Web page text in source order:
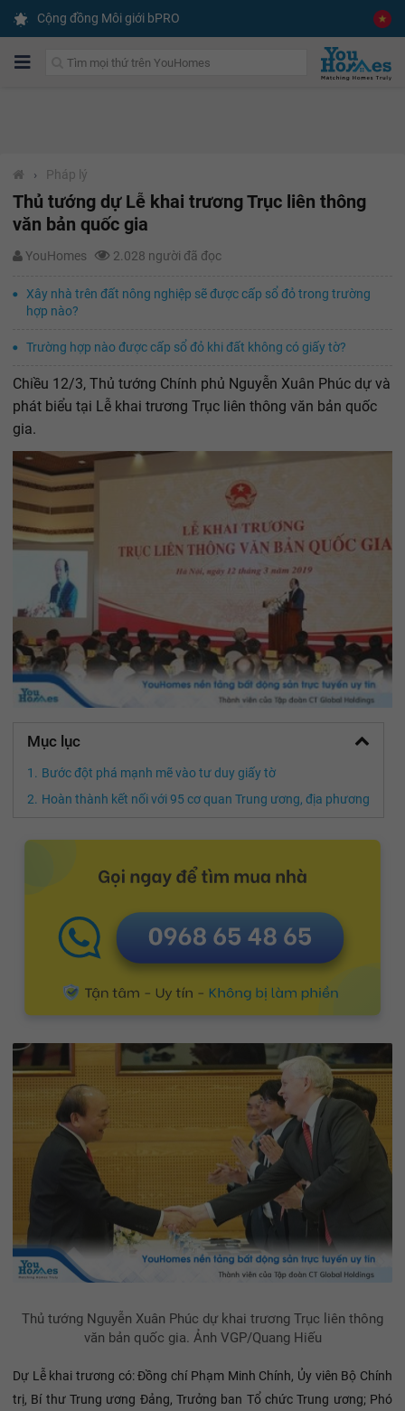
Cộng đồng Môi giới bPRO
› Pháp lý
Thủ tướng dự Lễ khai trương Trục liên thông
văn bản quốc gia
YouHomes 2.028 người đã đọc
Xây nhà trên đất nông nghiệp sẽ được cấp sổ đỏ trong trường
hợp nào?
Trường hợp nào được cấp sổ đỏ khi đất không có giấy tờ?
Chiều 12/3, Thủ tướng Chính phủ Nguyễn Xuân Phúc dự và
phát biểu tại Lễ khai trương Trục liên thông văn bản quốc
gia.
Mục lục
Bước đột phá mạnh mẽ vào tư duy giấy tờ
Hoàn thành kết nối với 95 cơ quan Trung ương, địa phương
Thủ tướng Nguyễn Xuân Phúc dự khai trương Trục liên thông
văn bản quốc gia. Ảnh VGP/Quang Hiếu
Dự Lễ khai trương có: Đồng chí Phạm Minh Chính, Ủy viên Bộ Chính
trị, Bí thư Trung ương Đảng, Trưởng ban Tổ chức Trung ương; Phó